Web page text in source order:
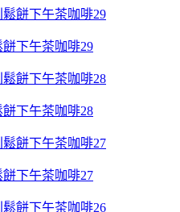
下午茶咖啡29
下午茶咖啡28
下午茶咖啡27